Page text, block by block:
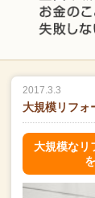
2017.3.3
大規模リフ
大規模なリ